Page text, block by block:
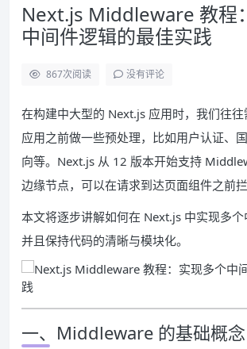
Next.js Middleware 教程
中间件逻辑的最佳实践
867次阅读 没有评论
在构建中大型的 Next.js 应用时，我们往
应用之前做一些预处理，比如用户认证、
向等。Next.js 从 12 版本开始支持
边缘节点，可以在请求到达页面组件之前拦
本文将逐步讲解如何在 Next.js 中实现多个
并且保持代码的清晰与模块化。
一、Middleware 的基础概念